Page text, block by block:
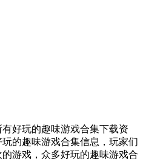
好玩的趣味游戏合集下载资
的趣味游戏合集信息，玩家们
游戏，众多好玩的趣味游戏合